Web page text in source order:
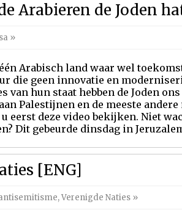
Arabieren de Joden
»
Arabisch land waar wel
die geen innovatie en
van hun staat hebben de Joden
Palestijnen en de meeste
u eerst deze video bekijken. Niet
Dit gebeurde dinsdag in
[ENG]
,Verenigde Naties »